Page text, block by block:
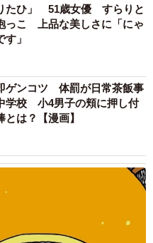
りたひ」 51歳女優 すらりと
っこ 上品な美しさに「にゃ
」
ゲンコツ 体罰が日常茶飯事
学校 小4男子の頬に押し付
は？【漫画】